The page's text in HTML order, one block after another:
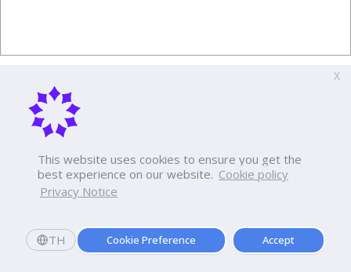
This website uses cookies to ensure you get the
best experience on our website. Cookie policy
Privacy Notice
TH Cookie Preference Accept
X